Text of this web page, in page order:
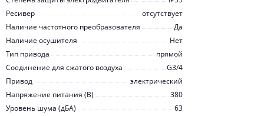
Ресивер
отсутствует
Наличие частотного преобразователя
Да
Наличие осушителя
Нет
Тип привода
прямой
Соединение для сжатого воздуха
G3/4
Привод
электрический
Напряжение питания (В)
380
Уровень шума (дБА)
63